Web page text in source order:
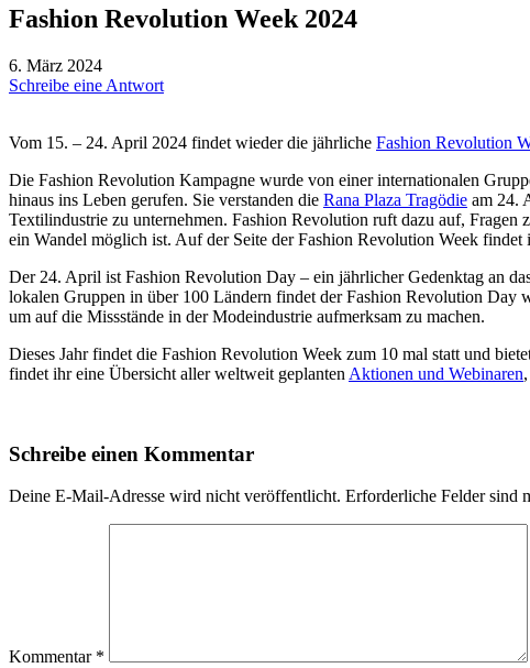
Fashion Revolution Week 2024
6. März 2024
Schreibe eine Antwort
Vom 15. – 24. April 2024 findet wieder die jährliche Fashion Revolution
Die Fashion Revolution Kampagne wurde von einer internationalen
hinaus ins Leben gerufen. Sie verstanden die Rana Plaza Tragödie am 24.
Textilindustrie zu unternehmen. Fashion Revolution ruft dazu auf, Fragen
ein Wandel möglich ist. Auf der Seite der Fashion Revolution Week findet
Der 24. April ist Fashion Revolution Day – ein jährlicher Gedenktag an
lokalen Gruppen in über 100 Ländern findet der Fashion Revolution Day
um auf die Missstände in der Modeindustrie aufmerksam zu machen.
Dieses Jahr findet die Fashion Revolution Week zum 10 mal statt und
findet ihr eine Übersicht aller weltweit geplanten Aktionen und Webinaren
Schreibe einen Kommentar
Deine E-Mail-Adresse wird nicht veröffentlicht. Erforderliche Felder sind
Kommentar *